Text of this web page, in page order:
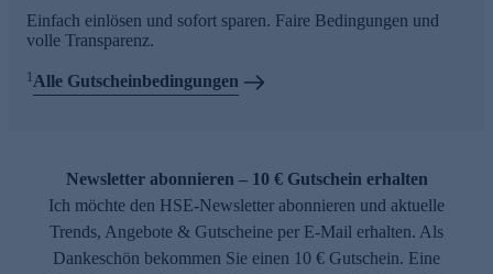
Einfach einlösen und sofort sparen. Faire Bedingungen und
volle Transparenz.
1Alle Gutscheinbedingungen
Newsletter abonnieren – 10 € Gutschein erhalten
Ich möchte den HSE-Newsletter abonnieren und aktuelle
Trends, Angebote & Gutscheine per E-Mail erhalten. Als
Dankeschön bekommen Sie einen 10 € Gutschein. Eine